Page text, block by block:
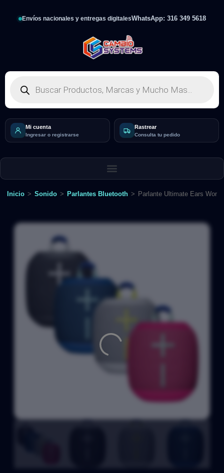
Envíos nacionales y entregas digitalesWhatsApp: 316 349 5618
Mi cuenta
Ingresar o registrarse
Rastrear
Consulta tu pedido
Inicio > Sonido > Parlantes Bluetooth > Parlante Ultimate Ears